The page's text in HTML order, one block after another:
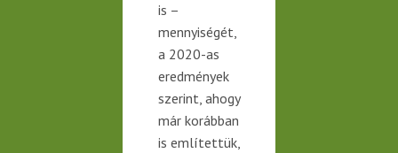
is –
mennyiségét,
a 2020-as
eredmények
szerint, ahogy
már korábban
is említettük,